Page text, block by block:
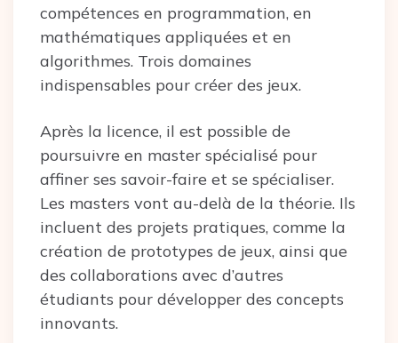
compétences en programmation, en
mathématiques appliquées et en
algorithmes. Trois domaines
indispensables pour créer des jeux.
Après la licence, il est possible de
poursuivre en master spécialisé pour
affiner ses savoir-faire et se spécialiser.
Les masters vont au-delà de la théorie. Ils
incluent des projets pratiques, comme la
création de prototypes de jeux, ainsi que
des collaborations avec d’autres
étudiants pour développer des concepts
innovants.